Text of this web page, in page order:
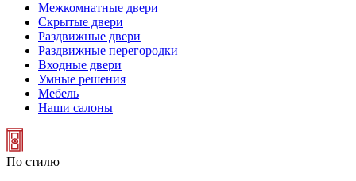
Межкомнатные двери
Скрытые двери
Раздвижные двери
Раздвижные перегородки
Входные двери
Умные решения
Мебель
Наши салоны
По стилю